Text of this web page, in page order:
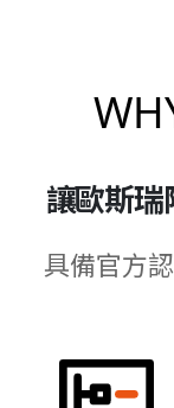
讓歐斯
具備官方